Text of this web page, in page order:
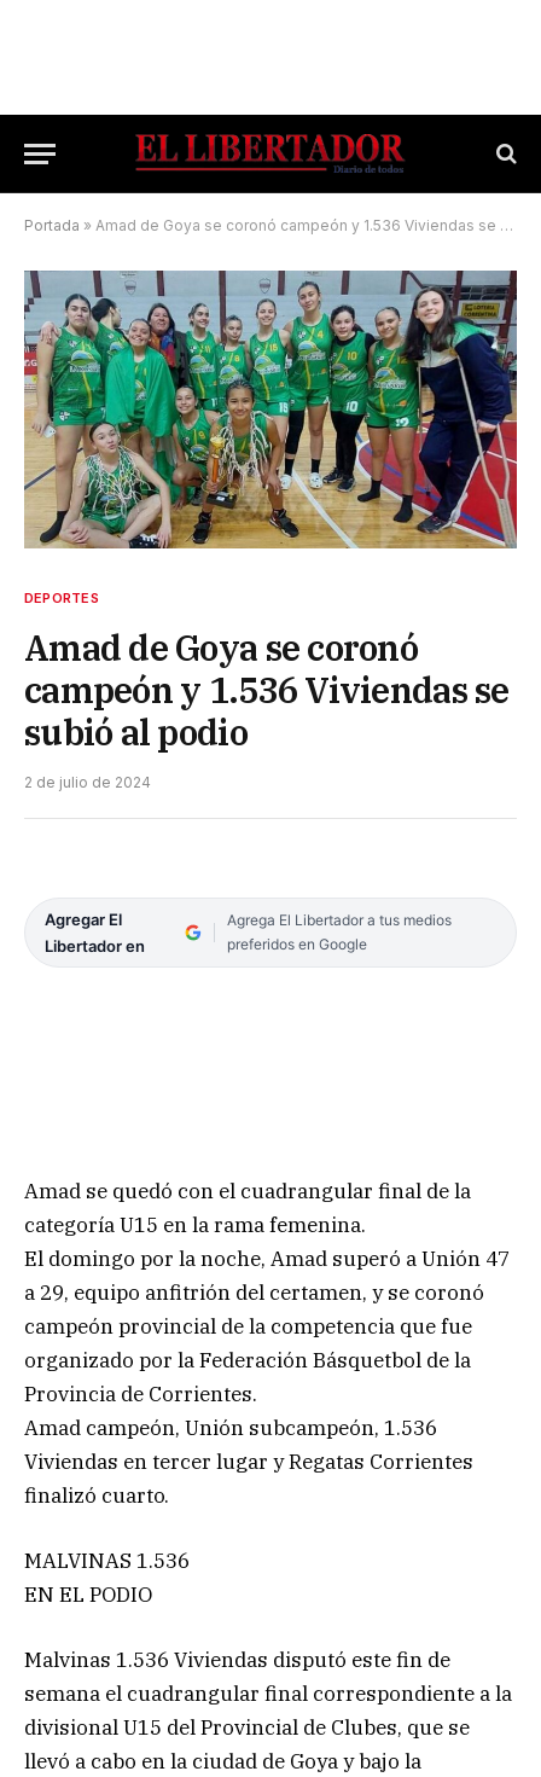
Portada » Amad de Goya se coronó campeón y 1.536 Viviendas se subió al podio
DEPORTES
Amad de Goya se coronó
campeón y 1.536 Viviendas se
subió al podio
2 de julio de 2024
Agregar El
Libertador en
Agrega El Libertador a tus medios
preferidos en Google
Amad se quedó con el cuadrangular final de la
categoría U15 en la rama femenina.
El domingo por la noche, Amad superó a Unión 47
a 29, equipo anfitrión del certamen, y se coronó
campeón provincial de la competencia que fue
organizado por la Federación Básquetbol de la
Provincia de Corrientes.
Amad campeón, Unión subcampeón, 1.536
Viviendas en tercer lugar y Regatas Corrientes
finalizó cuarto.
MALVINAS 1.536
EN EL PODIO
Malvinas 1.536 Viviendas disputó este fin de
semana el cuadrangular final correspondiente a la
divisional U15 del Provincial de Clubes, que se
llevó a cabo en la ciudad de Goya y bajo la